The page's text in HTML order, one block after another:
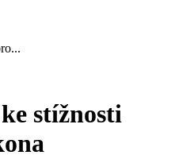
stížnosti